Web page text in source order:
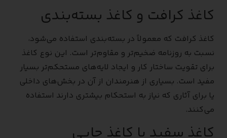
کاغذ کرافت و کاغذ بسته‌بندی
کاغذ کرافت که معمولاً در بسته‌بندی استفاده می‌شود،
نسبت به روزنامه ضخیم‌تر و مقاوم‌تر است. این نوع کاغذ
برای تقویت ساختار کار و ایجاد لایه‌های مستحکم‌تر بسیار
مفید است. بسیاری از هنرمندان از آن در بخش‌های داخلی
یا برای آثاری که نیاز به استحکام بیشتری دارند استفاده
می‌کنند.
کاغذ سفید یا کاغذ چاپی